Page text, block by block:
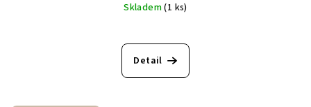
Skladem(1 ks)
Detail